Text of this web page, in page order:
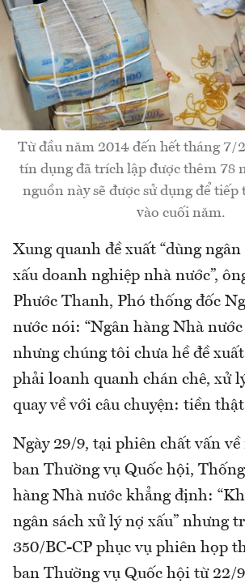
Từ đầu năm 2014 đến hết tháng 7/
tín dụng đã trích lập được thêm 78
nguồn này sẽ được sử dụng để tiếp
vào cuối năm.
Xung quanh đề xuất “dùng ngân
xấu doanh nghiệp nhà nước”,
Phước Thanh, Phó thống đốc
nước nói: “Ngân hàng Nhà
nhưng chúng tôi chưa hề đề xuất
phải loanh quanh chán chê, xử
quay về với câu chuyện: tiền
Ngày 29/9, tại phiên chất vấn về
ban Thường vụ Quốc hội,
hàng Nhà nước khẳng định:
ngân sách xử lý nợ xấu” nhưng
350/BC-CP phục vụ phiên họp
ban Thường vụ Quốc hội từ 22/